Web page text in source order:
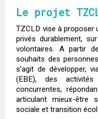
Le projet
TZCLD vise à proposer
privés durablement,
volontaires. A partir
souhaits des
s’agit de développer,
(EBE), des
concurrentes,
articulant mieux-être
sociale et transition